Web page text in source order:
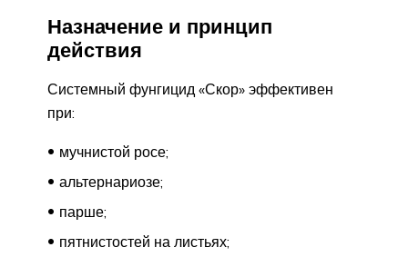
Назначение и принцип
действия
Системный фунгицид «Скор» эффективен
при:
мучнистой росе;
альтернариозе;
парше;
пятнистостей на листьях;